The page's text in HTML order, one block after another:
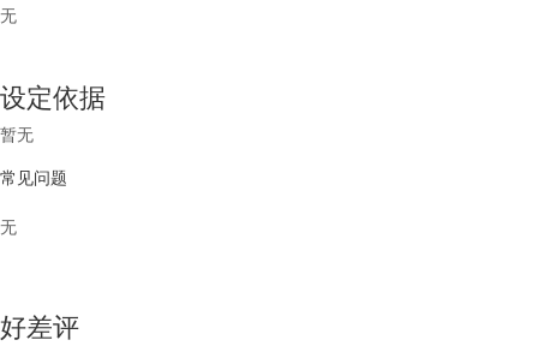
无
设定依据
暂无
常见问题
无
好差评